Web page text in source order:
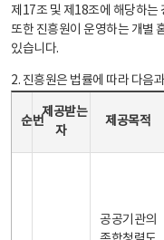
제17조 및 제18조에 해당하는
또한 진흥원이 운영하는 개별
있습니다.
2. 진흥원은 법률에 따라 다음
순번
제공받는
자
제공목적
공공기관의